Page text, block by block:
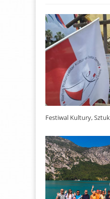
Festiwal Kultury,